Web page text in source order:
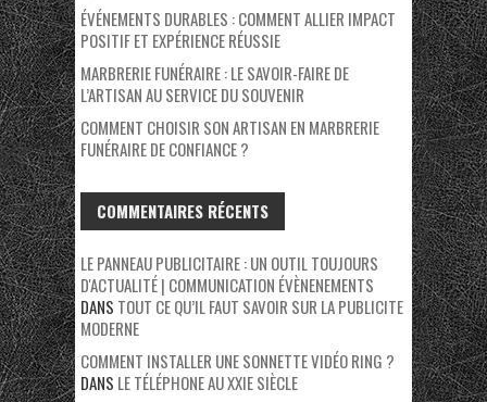
ÉVÉNEMENTS DURABLES : COMMENT ALLIER IMPACT
POSITIF ET EXPÉRIENCE RÉUSSIE
MARBRERIE FUNÉRAIRE : LE SAVOIR-FAIRE DE
L’ARTISAN AU SERVICE DU SOUVENIR
COMMENT CHOISIR SON ARTISAN EN MARBRERIE
FUNÉRAIRE DE CONFIANCE ?
COMMENTAIRES RÉCENTS
LE PANNEAU PUBLICITAIRE : UN OUTIL TOUJOURS
D'ACTUALITÉ | COMMUNICATION ÉVÈNENEMENTS
DANS TOUT CE QU’IL FAUT SAVOIR SUR LA PUBLICITE
MODERNE
COMMENT INSTALLER UNE SONNETTE VIDÉO RING ?
DANS LE TÉLÉPHONE AU XXIE SIÈCLE